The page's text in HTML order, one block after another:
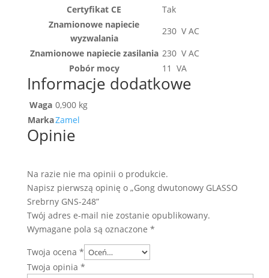
Certyfikat CE
Tak
Znamionowe napiecie
wyzwalania
230 V AC
Znamionowe napiecie zasilania 230 V AC
Pobór mocy
11 VA
Informacje dodatkowe
Waga 0,900 kg
MarkaZamel
Opinie
Na razie nie ma opinii o produkcie.
Napisz pierwszą opinię o „Gong dwutonowy GLASSO
Srebrny GNS-248”
Twój adres e-mail nie zostanie opublikowany.
Wymagane pola są oznaczone *
Twoja ocena *
Twoja opinia *